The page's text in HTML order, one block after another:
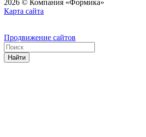
2026 © Компания «Формика»
Карта сайта
Продвижение сайтов
Найти